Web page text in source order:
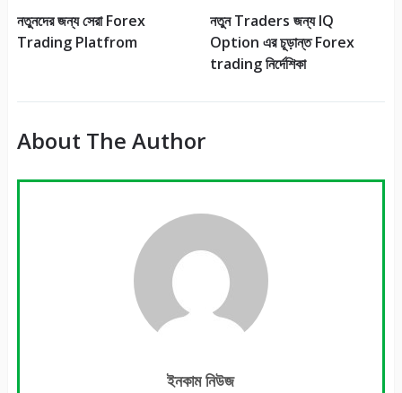
নতুনদের জন্য সেরা Forex
Trading Platfrom
নতুন Traders জন্য IQ
Option এর চূড়ান্ত Forex
trading নির্দেশিকা
About The Author
ইনকাম নিউজ